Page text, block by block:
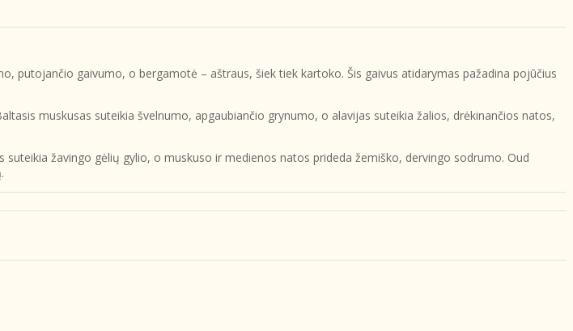
putojančio gaivumo, o bergamotė – aštraus, šiek tiek kartoko. Šis gaivus atidarymas pažadina pojūčius
muskusas suteikia švelnumo, apgaubiančio grynumo, o alavijas suteikia žalios, drėkinančios natos,
žavingo gėlių gylio, o muskuso ir medienos natos prideda žemiško, dervingo sodrumo. Oud